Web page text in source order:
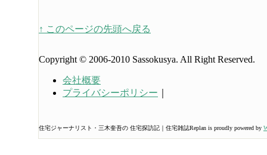
↑ このページの先頭へ戻る
Copyright © 2006-2010 Sassokusya. All Right Reserved.
会社概要
プライバシーポリシー
住宅ジャーナリスト・三木奎吾の 住宅探訪記｜住宅雑誌Replan is proudly powered by